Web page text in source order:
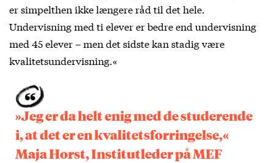
er simpelthen ikke længere råd til det hele.
Undervisning med ti elever er bedre end undervisning
med 45 elever – men det sidste kan stadig være
kvalitetsundervisning.«
»Jeg er da helt enig med de studerende
i, at det er en kvalitetsforringelse,«
Maja Horst, Institutleder på MEF